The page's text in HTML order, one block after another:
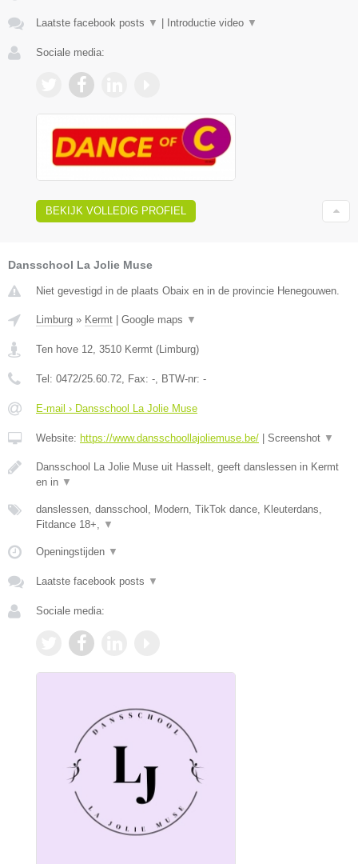
Laatste facebook posts ▼ | Introductie video ▼
Sociale media:
BEKIJK VOLLEDIG PROFIEL
Dansschool La Jolie Muse
Niet gevestigd in de plaats Obaix en in de provincie Henegouwen.
Limburg » Kermt Google maps ▼
Ten hove 12 3510 Kermt ( Limburg)
Tel: 0472/25.60.72 , Fax: - , BTW-nr: -
E-mail › Dansschool La Jolie Muse
Website: https://www.dansschoollajoliemuse.be/ Screenshot ▼
Dansschool La Jolie Muse uit Hasselt, geeft danslessen in Kermt
en in ▼
danslessen, dansschool, Modern, TikTok dance, Kleuterdans,
Fitdance 18+,
▼
Openingstijden ▼
Laatste facebook posts ▼
Sociale media: